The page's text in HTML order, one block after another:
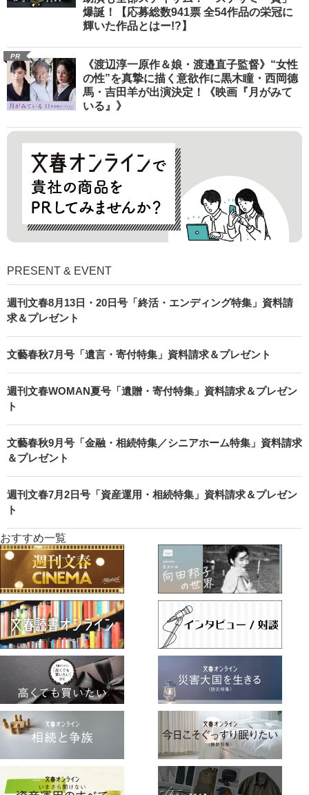
爆誕！【応募総数941票 全54作品の栄冠に
輝いた作品とはー!?】
PR
《渡辺淳一原作＆娘・渡邉直子監督》“女性
の性”を真摯に描く意欲作に黒木瞳・西岡德
馬・吉田羊が出演決定！《映画『月がみて
いる』》
PRESENT & EVENT
週刊文春8月13日・20日号「終活・エンディング特集」資料請
求＆プレゼント
文藝春秋7月号「遺言・寄付特集」資料請求＆プレゼント
週刊文春WOMAN夏号「遺贈・寄付特集」資料請求＆プレゼン
ト
文藝春秋9月号「金融・相続特集／シニアホーム特集」資料請求
＆プレゼント
週刊文春7月2日号「資産運用・相続特集」資料請求＆プレゼン
ト
おすすめ一覧